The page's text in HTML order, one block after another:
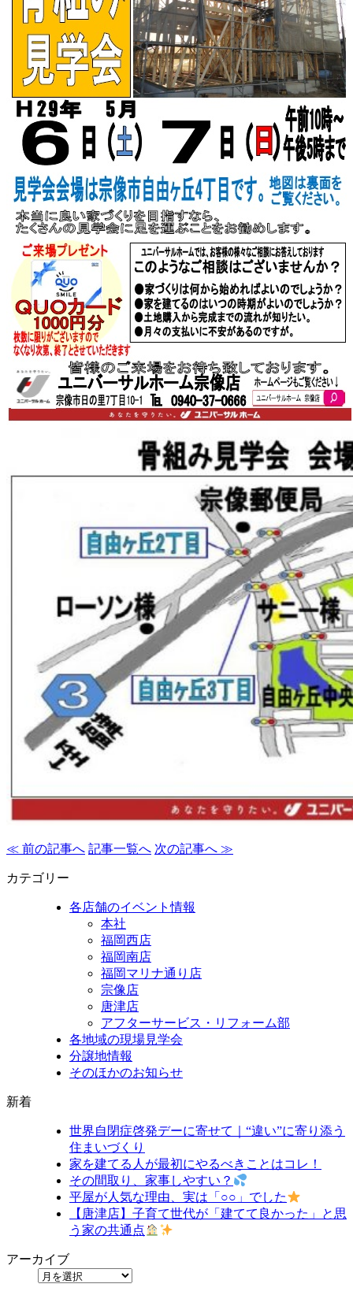
≪ 前の記事へ 記事一覧へ 次の記事へ ≫
カテゴリー
各店舗のイベント情報
本社
福岡西店
福岡南店
福岡マリナ通り店
宗像店
唐津店
アフターサービス・リフォーム部
各地域の現場見学会
分譲地情報
そのほかのお知らせ
新着
世界自閉症啓発デーに寄せて｜“違い”に寄り添う
住まいづくり
家を建てる人が最初にやるべきことはコレ！
その間取り、家事しやすい？
平屋が人気な理由、実は「○○」でした
【唐津店】子育て世代が「建てて良かった」と思
う家の共通点
アーカイブ